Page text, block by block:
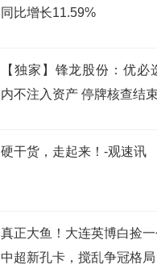
同比增长11.59%
【独家】锋龙股份：优必
内不注入资产 停牌核查结
硬干货，走起来！-观速讯
真正大鱼！大连英博白捡
中超新孔卡，搅乱争冠格局